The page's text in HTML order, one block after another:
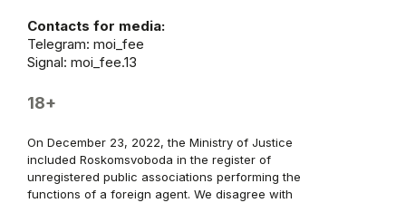
Contacts for media:
Telegram: moi_fee
Signal: moi_fee.13
18+
On December 23, 2022, the Ministry of Justice
included Roskomsvoboda in the register of
unregistered public associations performing the
functions of a foreign agent. We disagree with